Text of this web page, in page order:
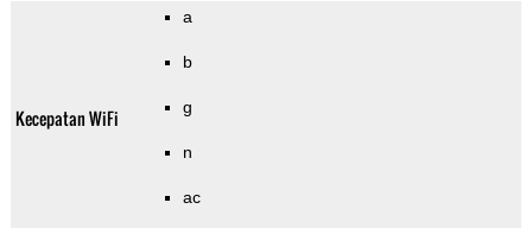
Kecepatan WiFi
a
b
g
n
ac